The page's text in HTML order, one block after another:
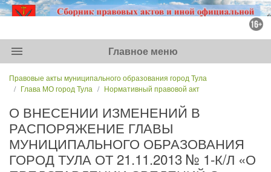
menu Главное меню
Правовые акты муниципального образования город Тула
Глава МО город Тула
Нормативный правовой акт
О ВНЕСЕНИИ ИЗМЕНЕНИЙ В
РАСПОРЯЖЕНИЕ ГЛАВЫ
МУНИЦИПАЛЬНОГО ОБРАЗОВАНИЯ
ГОРОД ТУЛА ОТ 21.11.2013 № 1-К/Л «О